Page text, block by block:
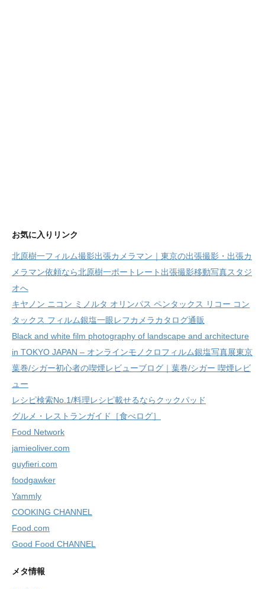
お気に入りリンク
北原樹一フィルム撮影出張カメラマン｜東京の出張撮影・出張カ
メラマン依頼なら北原樹一ポートレート出張撮影移動写真スタジ
オへ
キヤノン ニコン ミノルタ オリンパス ペンタックス リコー コン
タックス フィルム銀塩一眼レフカメラカタログ通販
Black and white film photography of landscape and architecture
in TOKYO JAPAN – オンラインモノクロフィルム銀塩写真展東京
葉巻/シガー初心者の喫煙レビューブログ｜葉巻/シガー 喫煙レビ
ュー
レシピ検索No.1/料理レシピ載せるならクックパッド
グルメ・レストランガイド［食べログ］
Food Network
jamieoliver.com
guyfieri.com
foodgawker
Yammly
COOKING CHANNEL
Food.com
Good Food CHANNEL
メタ情報